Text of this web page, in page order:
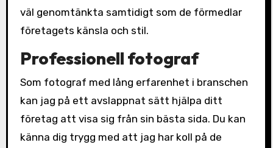
väl genomtänkta samtidigt som de förmedlar
företagets känsla och stil.
Professionell fotograf
Som fotograf med lång erfarenhet i branschen
kan jag på ett avslappnat sätt hjälpa ditt
företag att visa sig från sin bästa sida. Du kan
känna dig trygg med att jag har koll på de